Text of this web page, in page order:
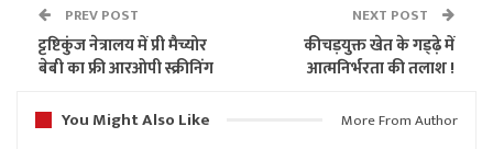
PREV POST
ट्टष्टिकुंज नेत्रालय में प्री मैच्योर
बेबी का फ्री आरओपी स्क्रीनिंग
NEXT POST
कीचड़युक्त खेत के गड्ढ़े में
आत्मनिर्भरता की तलाश !
You Might Also Like
More From Author